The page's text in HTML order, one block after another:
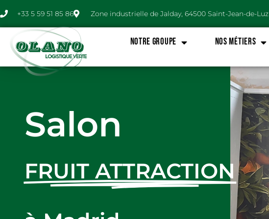
au
contenu
+33 5 59 51 85 86 Zone industrielle de Jalday, 64500 Saint-Jean-de-Luz
NOTRE GROUPE NOS MÉTIERS
Salon
FRUIT ATTRACTION